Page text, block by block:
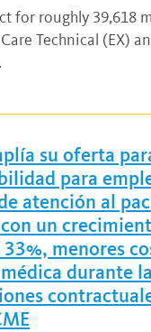
for roughly 39,618
Technical (EX)
su oferta
para
atención al
un
menores
durante